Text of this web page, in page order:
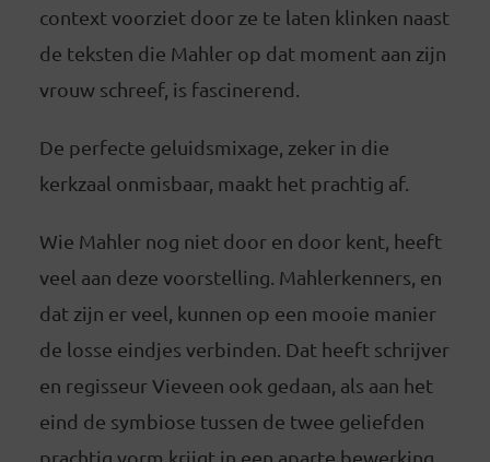
context voorziet door ze te laten klinken naast
de teksten die Mahler op dat moment aan zijn
vrouw schreef, is fascinerend.
De perfecte geluidsmixage, zeker in die
kerkzaal onmisbaar, maakt het prachtig af.
Wie Mahler nog niet door en door kent, heeft
veel aan deze voorstelling. Mahlerkenners, en
dat zijn er veel, kunnen op een mooie manier
de losse eindjes verbinden. Dat heeft schrijver
en regisseur Vieveen ook gedaan, als aan het
eind de symbiose tussen de twee geliefden
prachtig vorm krijgt in een aparte bewerking